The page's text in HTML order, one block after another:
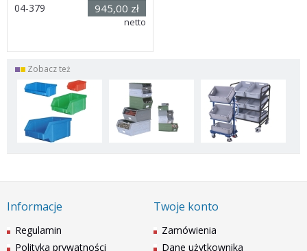
04-379 945,00 zł
netto
Dostawa: 14 dni
Zobacz też
Informacje
Regulamin
Polityka prywatności
Twoje konto
Zamówienia
Dane użytkownika